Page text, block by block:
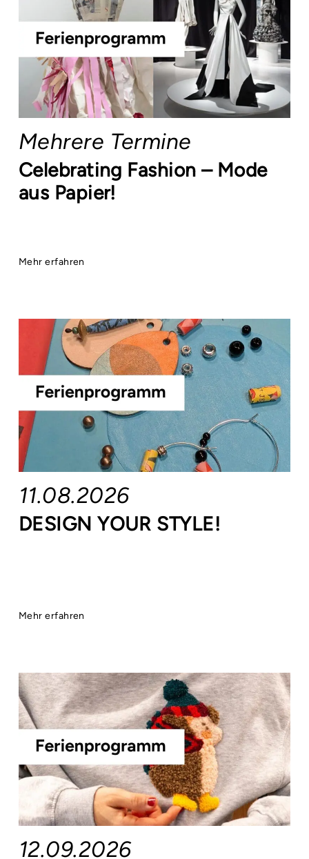
Mehrere Termine
Celebrating Fashion – Mode
aus Papier!
Mehr erfahren
11.08.2026
DESIGN YOUR STYLE!
Mehr erfahren
12.09.2026